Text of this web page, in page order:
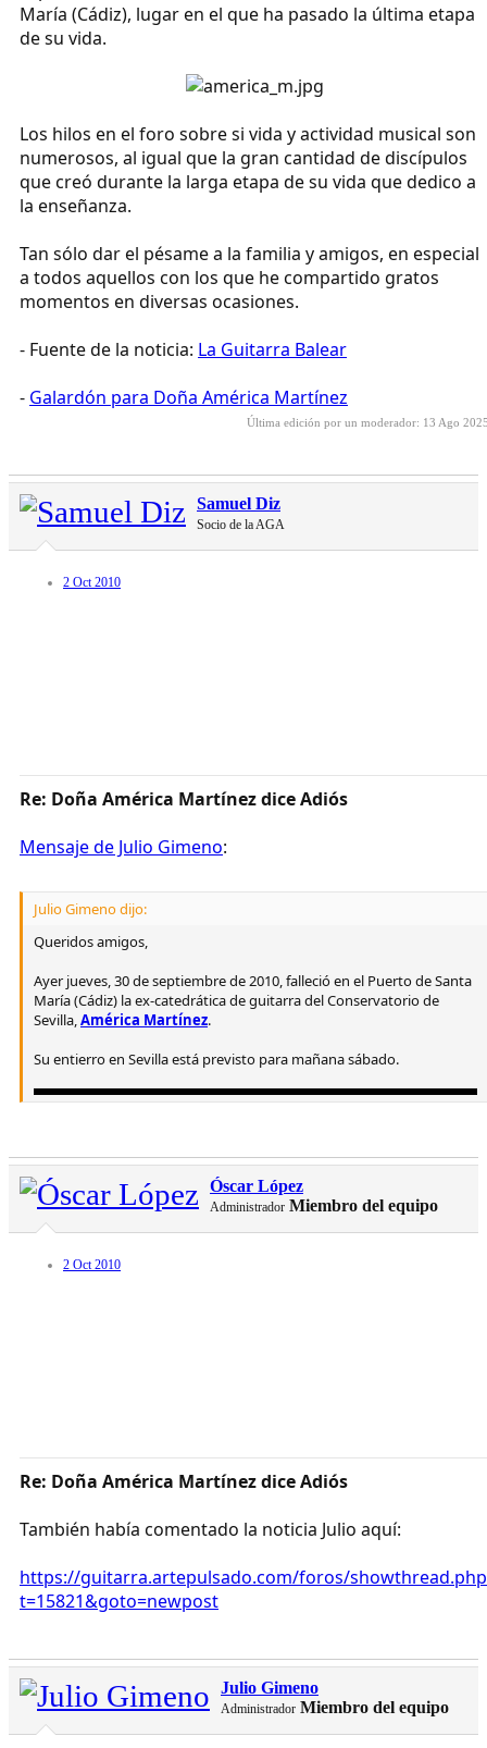
María (Cádiz), lugar en el que ha pasado la última etapa
de su vida.
Los hilos en el foro sobre si vida y actividad musical son
numerosos, al igual que la gran cantidad de discípulos
que creó durante la larga etapa de su vida que dedico a
la enseñanza.
Tan sólo dar el pésame a la familia y amigos, en especial
a todos aquellos con los que he compartido gratos
momentos en diversas ocasiones.
- Fuente de la noticia: La Guitarra Balear
- Galardón para Doña América Martínez
Última edición por un moderador: 13 Ago
Samuel Diz
Socio de la AGA
2 Oct 2010
Re: Doña América Martínez dice Adiós
Mensaje de Julio Gimeno:
Julio Gimeno dijo:
Queridos amigos,
Ayer jueves, 30 de septiembre de 2010, falleció en el Puerto de Santa
María (Cádiz) la ex-catedrática de guitarra del Conservatorio de
Sevilla,América Martínez.
Su entierro en Sevilla está previsto para mañana sábado.
Óscar López
Administrador Miembro del equipo
2 Oct 2010
Re: Doña América Martínez dice Adiós
También había comentado la noticia Julio aquí:
https://guitarra.artepulsado.com/foros/
t=15821&goto=newpost
Julio Gimeno
Administrador Miembro del equipo